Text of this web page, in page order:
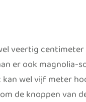
veertig
er ook magnolia-
wel vijf meter
de knoppen van